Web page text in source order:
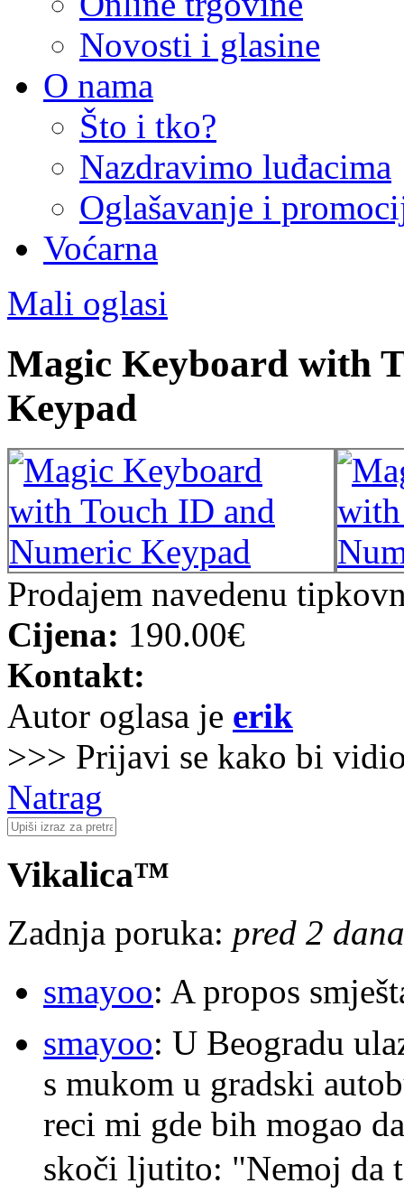
Novosti i glasine
O nama
Što i tko?
Nazdravimo luđacima
Oglašavanje i
Voćarna
Mali oglasi
Magic Keyboard with
Keypad
Prodajem navedenu
Cijena: 190.00€
Kontakt:
Autor oglasa je erik
>>> Prijavi se kako bi
Natrag
Vikalica™
Zadnja poruka: pred 2
smayoo: A propos
smayoo: U Beogradu
s mukom u gradski
reci mi gde bih mogao
skoči ljutito: "Nemoj da